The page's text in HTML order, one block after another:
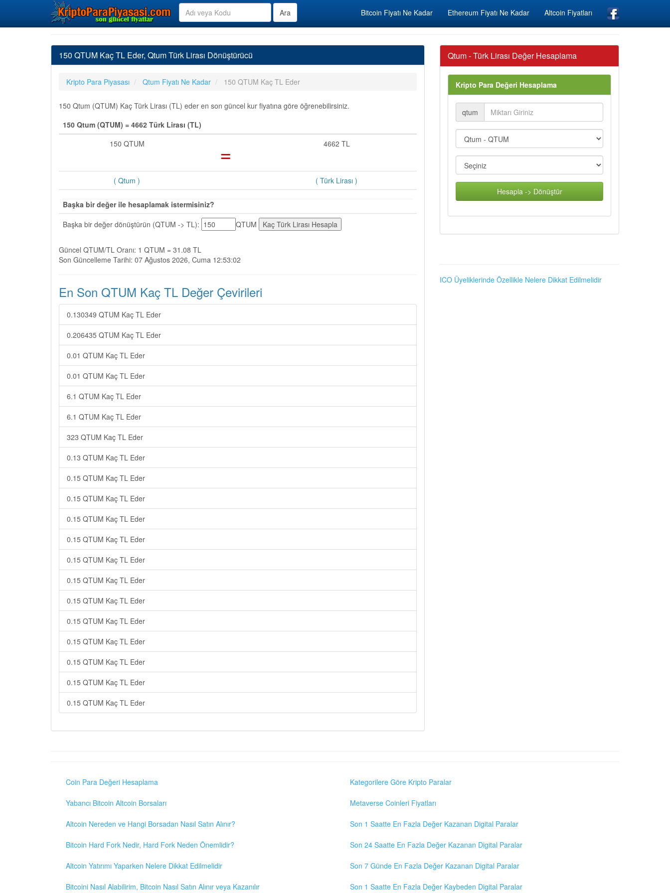
Bitcoin Fiyatı Ne Kadar Ethereum Fiyatı Ne Kadar Altcoin Fiyatları
150 QTUM Kaç TL Eder, Qtum Türk Lirası Dönüştürücü
Kripto Para Piyasası Qtum Fiyatı Ne Kadar 150 QTUM Kaç TL Eder
150 Qtum (QTUM) Kaç Türk Lirası (TL) eder en son güncel kur fiyatına göre öğrenebilirsiniz.
150 Qtum (QTUM) = 4662 Türk Lirası (TL)
150 QTUM
= 4662 TL
( Qtum ) ( Türk Lirası )
Başka bir değer ile hesaplamak istermisiniz?
Başka bir değer dönüştürün (QTUM -> TL):
QTUM
Güncel QTUM/TL Oranı: 1 QTUM = 31.08 TL
Son Güncelleme Tarihi: 07 Ağustos 2026, Cuma 12:53:02
En Son QTUM Kaç TL Değer Çevirileri
0.130349 QTUM Kaç TL Eder
0.206435 QTUM Kaç TL Eder
0.01 QTUM Kaç TL Eder
0.01 QTUM Kaç TL Eder
6.1 QTUM Kaç TL Eder
6.1 QTUM Kaç TL Eder
323 QTUM Kaç TL Eder
0.13 QTUM Kaç TL Eder
0.15 QTUM Kaç TL Eder
0.15 QTUM Kaç TL Eder
0.15 QTUM Kaç TL Eder
0.15 QTUM Kaç TL Eder
0.15 QTUM Kaç TL Eder
0.15 QTUM Kaç TL Eder
0.15 QTUM Kaç TL Eder
0.15 QTUM Kaç TL Eder
0.15 QTUM Kaç TL Eder
0.15 QTUM Kaç TL Eder
0.15 QTUM Kaç TL Eder
0.15 QTUM Kaç TL Eder
Qtum - Türk Lirası Değer Hesaplama
Kripto Para Değeri Hesaplama
qtum
Hesapla -> Dönüştür
ICO Üyeliklerinde Özellikle Nelere Dikkat Edilmelidir
Coin Para Değeri Hesaplama
Yabancı Bitcoin Altcoin Borsaları
Altcoin Nereden ve Hangi Borsadan Nasıl Satın Alınır?
Bitcoin Hard Fork Nedir, Hard Fork Neden Önemlidir?
Altcoin Yatırımı Yaparken Nelere Dikkat Edilmelidir
Bitcoini Nasıl Alabilirim, Bitcoin Nasıl Satın Alınır veya Kazanılır
Kategorilere Göre Kripto Paralar
Metaverse Coinleri Fiyatları
Son 1 Saatte En Fazla Değer Kazanan Digital Paralar
Son 24 Saatte En Fazla Değer Kazanan Digital Paralar
Son 7 Günde En Fazla Değer Kazanan Digital Paralar
Son 1 Saatte En Fazla Değer Kaybeden Digital Paralar